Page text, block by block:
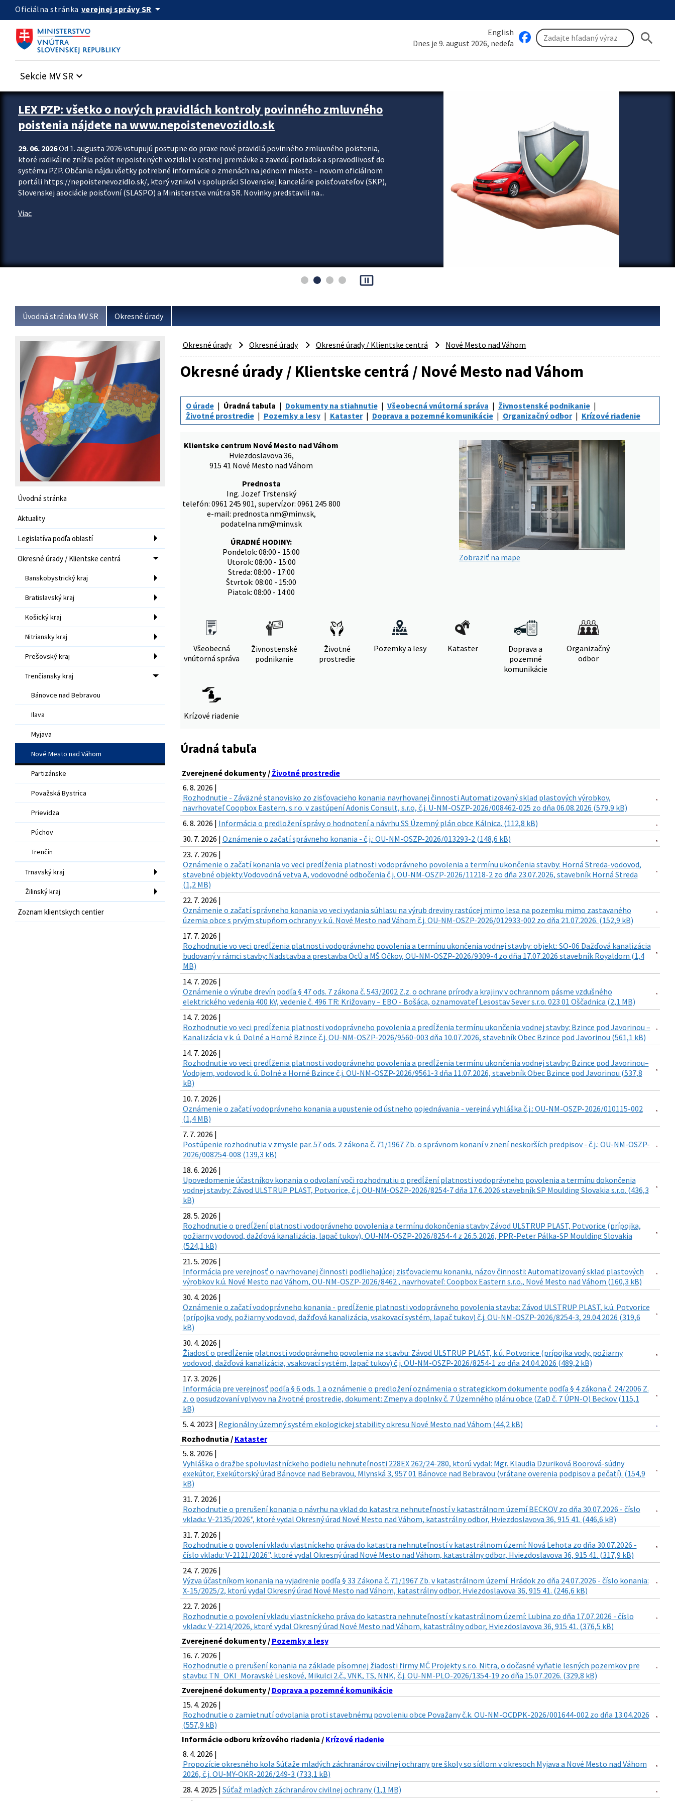
Preskocit na hlavný obsah
Oficiálna stránka verejnej správy SR arrow_drop_down
English
Dnes je 9. august 2026, nedeľa
search
Sekcie MV SR keyboard_arrow_down
Zastavit automatický posun upútavok
LEX PZP: všetko o nových pravidlách kontroly povinného zmluvného
poistenia nájdete na www.nepoistenevozidlo.sk
29. 06. 2026Od 1. augusta 2026 vstupujú postupne do praxe nové pravidlá povinného zmluvného poistenia,
ktoré radikálne znížia počet nepoistených vozidiel v cestnej premávke a zavedú poriadok a spravodlivosť do
systému PZP. Občania nájdu všetky potrebné informácie o zmenách na jednom mieste – novom oficiálnom
portáli https://nepoistenevozidlo.sk/, ktorý vznikol v spolupráci Slovenskej kancelárie poisťovateľov (SKP),
Slovenskej asociácie poisťovní (SLASPO) a Ministerstva vnútra SR. Novinky predstavili na...
Viac
pause_presentation
Úvodná stránka MV SR Okresné úrady
Úvodná stránka
Aktuality
Legislatíva podľa oblastí
Okresné úrady / Klientske centrá
Banskobystrický kraj
Bratislavský kraj
Košický kraj
Nitriansky kraj
Prešovský kraj
Trenčiansky kraj
Bánovce nad Bebravou
Ilava
Myjava
Nové Mesto nad Váhom
Partizánske
Považská Bystrica
Prievidza
Púchov
Trenčín
Trnavský kraj
Žilinský kraj
Zoznam klientskych centier
Okresné úrady Okresné úrady Okresné úrady / Klientske centrá Nové Mesto nad Váhom
Okresné úrady / Klientske centrá / Nové Mesto nad Váhom
O úrade Úradná tabuľa Dokumenty na stiahnutie Všeobecná vnútorná správa
Živnostenské podnikanie
Životné prostredie
Pozemky a lesy Kataster Doprava a pozemné komunikácie Organizačný odbor Krízové riadenie
Klientske centrum Nové Mesto nad Váhom
Hviezdoslavova 36,
915 41 Nové Mesto nad Váhom
Prednosta
Ing. Jozef Trstenský
telefón: 0961 245 901, supervízor: 0961 245 800
e-mail: prednosta.nm@minv.sk,
podatelna.nm@minv.sk
ÚRADNÉ HODINY:
Pondelok: 08:00 - 15:00
Utorok: 08:00 - 15:00
Streda: 08:00 - 17:00
Štvrtok: 08:00 - 15:00
Piatok: 08:00 - 14:00
Zobraziť na mape
Všeobecná
vnútorná správa
Živnostenské
podnikanie
Životné
prostredie
Pozemky a lesy Kataster
Doprava a
pozemné
komunikácie
Organizačný
odbor
Krízové riadenie
Úradná tabuľa
Zverejnené dokumenty / Životné prostredie
6. 8. 2026 |
Rozhodnutie - Záväzné stanovisko zo zisťovacieho konania navrhovanej činnosti Automatizovaný sklad plastových výrobkov,
navrhovateľ Coopbox Eastern, s.r.o. v zastúpení Adonis Consult, s.r.o, č.j. U-NM-OSZP-2026/008462-025 zo dňa 06.08.2026 (579,9 kB)
6. 8. 2026 | Informácia o predložení správy o hodnotení a návrhu SS Územný plán obce Kálnica. (112,8 kB)
30. 7. 2026 | Oznámenie o začatí správneho konania - č.j.: OU-NM-OSZP-2026/013293-2 (148,6 kB)
23. 7. 2026 |
Oznámenie o začatí konania vo veci predĺženia platnosti vodoprávneho povolenia a termínu ukončenia stavby: Horná Streda-vodovod,
stavebné objekty:Vodovodná vetva A, vodovodné odbočenia č.j. OU-NM-OSZP-2026/11218-2 zo dňa 23.07.2026, stavebník Horná Streda
(1,2 MB)
22. 7. 2026 |
Oznámenie o začatí správneho konania vo veci vydania súhlasu na výrub dreviny rastúcej mimo lesa na pozemku mimo zastavaného
územia obce s prvým stupňom ochrany v k.ú. Nové Mesto nad Váhom č.j. OU-NM-OSZP-2026/012933-002 zo dňa 21.07.2026. (152,9 kB)
17. 7. 2026 |
Rozhodnutie vo veci predĺženia platnosti vodoprávneho povolenia a termínu ukončenia vodnej stavby: objekt: SO-06 Dažďová kanalizácia
budovaný v rámci stavby: Nadstavba a prestavba OcÚ a MŠ Očkov, OU-NM-OSZP-2026/9309-4 zo dňa 17.07.2026 stavebník Royaldom (1,4
MB)
14. 7. 2026 |
Oznámenie o výrube drevín podľa § 47 ods. 7 zákona č. 543/2002 Z.z. o ochrane prírody a krajiny v ochrannom pásme vzdušného
elektrického vedenia 400 kV, vedenie č. 496 TR: Križovany – EBO - Bošáca, oznamovateľ Lesostav Sever s.r.o. 023 01 Oščadnica (2,1 MB)
14. 7. 2026 |
Rozhodnutie vo veci predĺženia platnosti vodoprávneho povolenia a predĺženia termínu ukončenia vodnej stavby: Bzince pod Javorinou –
Kanalizácia v k. ú. Dolné a Horné Bzince č.j. OU-NM-OSZP-2026/9560-003 dňa 10.07.2026, stavebník Obec Bzince pod Javorinou (561,1 kB)
14. 7. 2026 |
Rozhodnutie vo veci predĺženia platnosti vodoprávneho povolenia a predĺženia termínu ukončenia vodnej stavby: Bzince pod Javorinou–
Vodojem, vodovod k. ú. Dolné a Horné Bzince č.j. OU-NM-OSZP-2026/9561-3 dňa 11.07.2026, stavebník Obec Bzince pod Javorinou (537,8
kB)
10. 7. 2026 |
Oznámenie o začatí vodoprávneho konania a upustenie od ústneho pojednávania - verejná vyhláška č.j.: OU-NM-OSZP-2026/010115-002
(1,4 MB)
7. 7. 2026 |
Postúpenie rozhodnutia v zmysle par. 57 ods. 2 zákona č. 71/1967 Zb. o správnom konaní v znení neskorších predpisov - č.j.: OU-NM-OSZP-
2026/008254-008 (139,3 kB)
18. 6. 2026 |
Upovedomenie účastníkov konania o odvolaní voči rozhodnutiu o predĺžení platnosti vodoprávneho povolenia a termínu dokončenia
vodnej stavby: Závod ULSTRUP PLAST, Potvorice, č.j. OU-NM-OSZP-2026/8254-7 dňa 17.6.2026 stavebník SP Moulding Slovakia s.r.o. (436,3
kB)
28. 5. 2026 |
Rozhodnutie o predĺžení platnosti vodoprávneho povolenia a termínu dokončenia stavby Závod ULSTRUP PLAST, Potvorice (prípojka,
požiarny vodovod, dažďová kanalizácia, lapač tukov), OU-NM-OSZP-2026/8254-4 z 26.5.2026, PPR-Peter Pálka-SP Moulding Slovakia
(524,1 kB)
21. 5. 2026 |
Informácia pre verejnosť o navrhovanej činnosti podliehajúcej zisťovaciemu konaniu, názov činnosti: Automatizovaný sklad plastových
výrobkov k.ú. Nové Mesto nad Váhom, OU-NM-OSZP-2026/8462 , navrhovateľ: Coopbox Eastern s.r.o., Nové Mesto nad Váhom (160,3 kB)
30. 4. 2026 |
Oznámenie o začatí vodoprávneho konania - predĺženie platnosti vodoprávneho povolenia stavba: Závod ULSTRUP PLAST, k.ú. Potvorice
(prípojka vody, požiarny vodovod, dažďová kanalizácia, vsakovací systém, lapač tukov) č.j. OU-NM-OSZP-2026/8254-3, 29.04.2026 (319,6
kB)
30. 4. 2026 |
Žiadosť o predĺženie platnosti vodoprávneho povolenia na stavbu: Závod ULSTRUP PLAST, k.ú. Potvorice (prípojka vody, požiarny
vodovod, dažďová kanalizácia, vsakovací systém, lapač tukov) č.j. OU-NM-OSZP-2026/8254-1 zo dňa 24.04.2026 (489,2 kB)
17. 3. 2026 |
Informácia pre verejnosť podľa § 6 ods. 1 a oznámenie o predložení oznámenia o strategickom dokumente podľa § 4 zákona č. 24/2006 Z.
z. o posudzovaní vplyvov na životné prostredie, dokument: Zmeny a doplnky č. 7 Územného plánu obce (ZaD č. 7 ÚPN-O) Beckov (115,1
kB)
5. 4. 2023 | Regionálny územný systém ekologickej stability okresu Nové Mesto nad Váhom (44,2 kB)
Rozhodnutia / Kataster
5. 8. 2026 |
Vyhláška o dražbe spoluvlastníckeho podielu nehnuteľnosti 228EX 262/24-280, ktorú vydal: Mgr. Klaudia Dzuriková Boorová-súdny
exekútor, Exekútorský úrad Bánovce nad Bebravou, Mlynská 3, 957 01 Bánovce nad Bebravou (vrátane overenia podpisov a pečatí). (154,9
kB)
31. 7. 2026 |
Rozhodnutie o prerušení konania o návrhu na vklad do katastra nehnuteľností v katastrálnom území BECKOV zo dňa 30.07.2026 - číslo
vkladu: V-2135/2026", ktoré vydal Okresný úrad Nové Mesto nad Váhom, katastrálny odbor, Hviezdoslavova 36, 915 41. (446,6 kB)
31. 7. 2026 |
Rozhodnutie o povolení vkladu vlastníckeho práva do katastra nehnuteľností v katastrálnom území: Nová Lehota zo dňa 30.07.2026 -
číslo vkladu: V-2121/2026", ktoré vydal Okresný úrad Nové Mesto nad Váhom, katastrálny odbor, Hviezdoslavova 36, 915 41. (317,9 kB)
24. 7. 2026 |
Výzva účastníkom konania na vyjadrenie podľa § 33 Zákona č. 71/1967 Zb. v katastrálnom území: Hrádok zo dňa 24.07.2026 - číslo konania:
X-15/2025/2, ktorú vydal Okresný úrad Nové Mesto nad Váhom, katastrálny odbor, Hviezdoslavova 36, 915 41. (246,6 kB)
22. 7. 2026 |
Rozhodnutie o povolení vkladu vlastníckeho práva do katastra nehnuteľností v katastrálnom území: Lubina zo dňa 17.07.2026 - číslo
vkladu: V-2214/2026, ktoré vydal Okresný úrad Nové Mesto nad Váhom, katastrálny odbor, Hviezdoslavova 36, 915 41. (376,5 kB)
Zverejnené dokumenty / Pozemky a lesy
16. 7. 2026 |
Rozhodnutie o prerušení konania na základe písomnej žiadosti firmy MČ Projekty s.r.o. Nitra, o dočasné vyňatie lesných pozemkov pre
stavbu: TN_OKI_Moravské Lieskové, Mikulci 2.č., VNK, TS, NNK, č.j. OU-NM-PLO-2026/1354-19 zo dňa 15.07.2026. (329,8 kB)
Zverejnené dokumenty / Doprava a pozemné komunikácie
15. 4. 2026 |
Rozhodnutie o zamietnutí odvolania proti stavebnému povoleniu obce Považany č.k. OU-NM-OCDPK-2026/001644-002 zo dňa 13.04.2026
(557,9 kB)
Informácie odboru krízového riadenia / Krízové riadenie
8. 4. 2026 |
Propozície okresného kola Súťaže mladých záchranárov civilnej ochrany pre školy so sídlom v okresoch Myjava a Nové Mesto nad Váhom
2026, č.j. OU-MY-OKR-2026/249-3 (733,1 kB)
28. 4. 2025 | Súťaž mladých záchranárov civilnej ochrany (1,1 MB)